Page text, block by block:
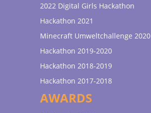
2022 Digital Girls Hackathon
Hackathon 2021
Minecraft Umweltchallenge 2020
Hackathon 2019-2020
Hackathon 2018-2019
Hackathon 2017-2018
AWARDS